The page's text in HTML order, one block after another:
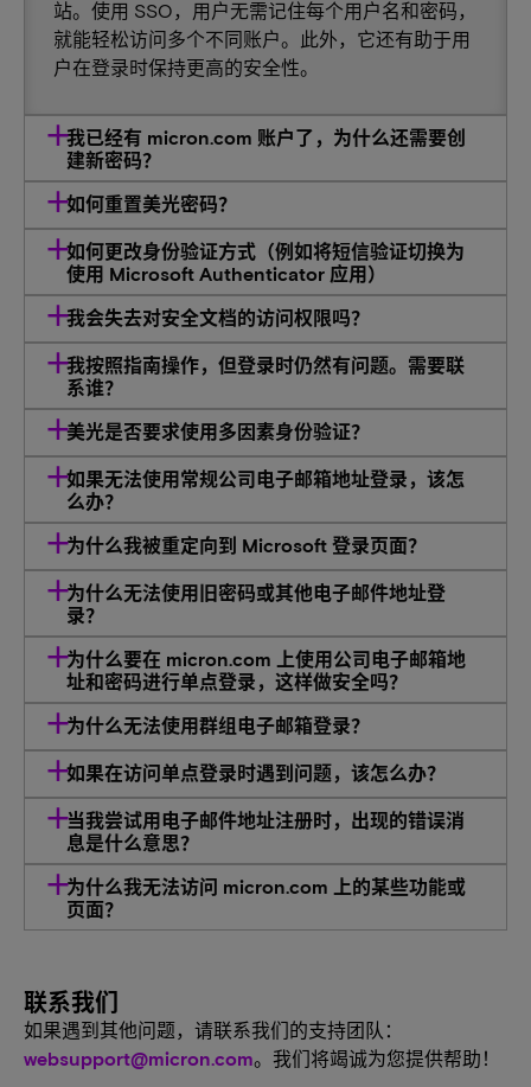
站。使用 SSO，用户无需记住每个用户名和密码，
就能轻松访问多个不同账户。此外，它还有助于用
户在登录时保持更高的安全性。
我已经有 micron.com 账户了，为什么还需要创
建新密码？
如何重置美光密码？
如何更改身份验证方式（例如将短信验证切换为
使用 Microsoft Authenticator 应用）
我会失去对安全文档的访问权限吗？
我按照指南操作，但登录时仍然有问题。需要联
系谁？
美光是否要求使用多因素身份验证？
如果无法使用常规公司电子邮箱地址登录，该怎
么办？
为什么我被重定向到 Microsoft 登录页面？
为什么无法使用旧密码或其他电子邮件地址登
录？
为什么要在 micron.com 上使用公司电子邮箱地
址和密码进行单点登录，这样做安全吗？
为什么无法使用群组电子邮箱登录？
如果在访问单点登录时遇到问题，该怎么办？
当我尝试用电子邮件地址注册时，出现的错误消
息是什么意思？
为什么我无法访问 micron.com 上的某些功能或
页面？
联系我们
如果遇到其他问题，请联系我们的支持团队：
websupport@micron.com。我们将竭诚为您提供帮助！